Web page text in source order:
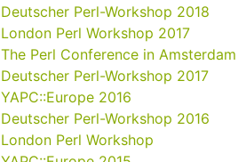
Deutscher Perl-Workshop 2018
London Perl Workshop 2017
The Perl Conference in Amsterdam
Deutscher Perl-Workshop 2017
YAPC::Europe 2016
Deutscher Perl-Workshop 2016
London Perl Workshop